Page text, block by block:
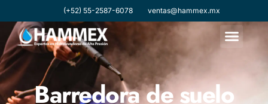
(+52) 55-2587-6078 ventas@hammex.mx
Barredora de suelo